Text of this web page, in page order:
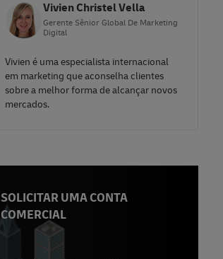
Vivien Christel Vella
Gerente Sênior Global De Marketing
Digital
Vivien é uma especialista internacional
em marketing que aconselha clientes
sobre a melhor forma de alcançar novos
mercados.
SOLICITAR UMA CONTA
COMERCIAL